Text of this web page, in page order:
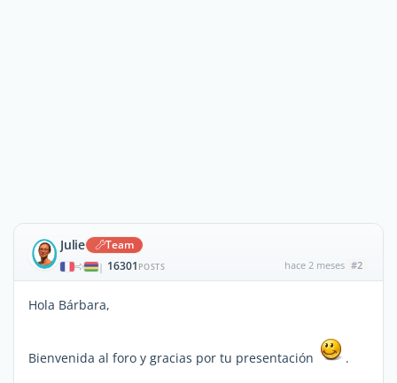
Julie Team
| 16301 POSTS hace 2 meses #2
Hola Bárbara,
Bienvenida al foro y gracias por tu presentación .